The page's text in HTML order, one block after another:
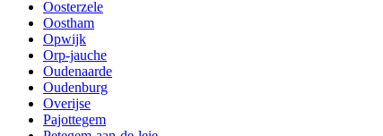
Oosterzele
Oostham
Opwijk
Orp-jauche
Oudenaarde
Oudenburg
Overijse
Pajottegem